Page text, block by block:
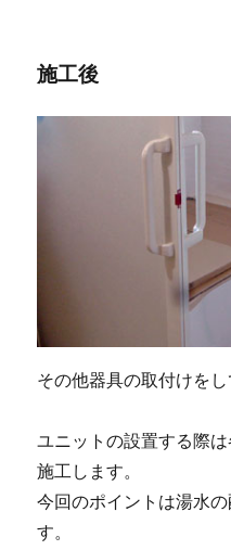
施工後
その他器具の取付けをし
ユニットの設置する際
施工します。
今回のポイントは湯水
す。